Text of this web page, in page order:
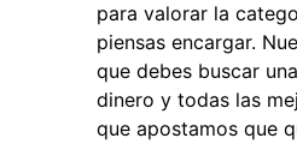
para valorar la
piensas encargar.
que debes buscar
dinero y todas las
que apostamos que